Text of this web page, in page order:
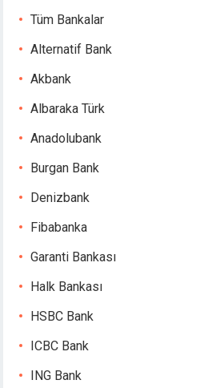
Tüm Bankalar
Alternatif Bank
Akbank
Albaraka Türk
Anadolubank
Burgan Bank
Denizbank
Fibabanka
Garanti Bankası
Halk Bankası
HSBC Bank
ICBC Bank
ING Bank